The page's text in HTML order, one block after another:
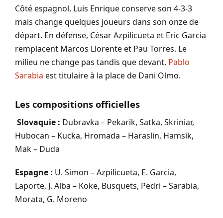
Côté espagnol, Luis Enrique conserve son 4-3-3
mais change quelques joueurs dans son onze de
départ. En défense, César Azpilicueta et Eric Garcia
remplacent Marcos Llorente et Pau Torres. Le
milieu ne change pas tandis que devant, Pablo
Sarabia est titulaire à la place de Dani Olmo.
Les compositions officielles
Slovaquie : Dubravka – Pekarik, Satka, Skriniar,
Hubocan – Kucka, Hromada – Haraslin, Hamsik,
Mak – Duda
Espagne : U. Simon – Azpilicueta, E. Garcia,
Laporte, J. Alba – Koke, Busquets, Pedri – Sarabia,
Morata, G. Moreno